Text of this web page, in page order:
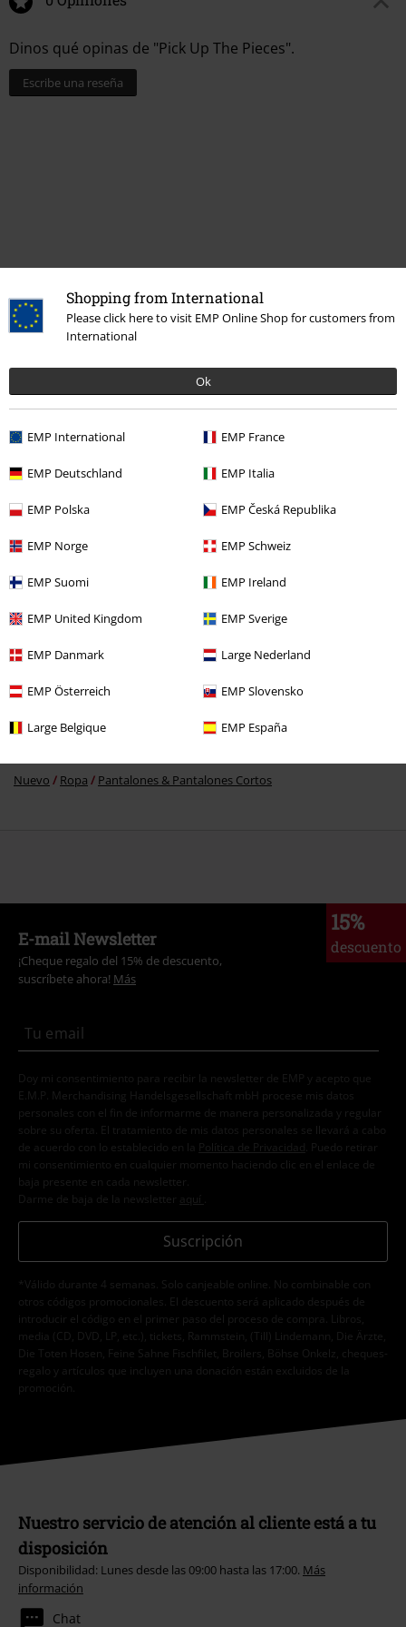
Shopping from International
Please click here to visit EMP Online Shop for customers from
International
Ok
EMP International EMP France
EMP Deutschland EMP Italia
EMP Polska EMP Česká Republika
EMP Norge EMP Schweiz
EMP Suomi EMP Ireland
EMP United Kingdom EMP Sverige
EMP Danmark Large Nederland
EMP Österreich EMP Slovensko
Large Belgique EMP España
Dinos qué opinas de "Pick Up The Pieces".
Escribe una reseña
Última visita
PVPRDesde
Nuevo Ropa Pantalones & Pantalones Cortos
15%
descuento
E-mail Newsletter
¡Cheque regalo del 15% de descuento,
suscríbete ahora! Más
Doy mi consentimiento para recibir la newsletter de EMP y acepto que
E.M.P. Merchandising Handelsgesellschaft mbH procese mis datos
personales con el fin de informarme de manera personalizada y regular
sobre su oferta. El tratamiento de mis datos personales se llevará a cabo
de acuerdo con lo establecido en la
Política de Privacidad . Puedo retirar
mi consentimiento en cualquier momento haciendo clic en el enlace de
baja presente en cada newsletter.
Darme de baja de la newsletter
aquí
Suscripción
*Válido durante 4 semanas. Solo canjeable online. No combinable con
otros códigos promocionales. El descuento será aplicado después de
introducir el código en el primer paso del proceso de compra. Libros,
media (CD, DVD, LP, etc.), tickets, Rammstein, (Till) Lindemann, Die Ärzte,
Die Toten Hosen, Feine Sahne Fischfilet, Broilers, Böhse Onkelz, cheques-
regalo y artículos que incluyen una donación están excluidos de la
promoción.
Nuestro servicio de atención al cliente está a tu
disposición
Disponibilidad: Lunes desde las 09:00 hasta las 17:00. Más
información
Chat